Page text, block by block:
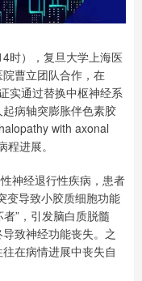
时），复旦大学上海医
曹立团队合作，在
实通过替换中枢神经系
病轴突膨胀伴色素胶
with axonal
程进展。
神经退行性疾病，患者
变导致小胶质细胞功能
”，引发脑白质脱髓
致神经功能丧失。之
在病情进展中丧失自